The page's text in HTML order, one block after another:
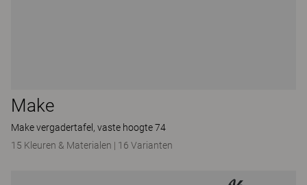
Make
Make vergadertafel, vaste hoogte 74
15 Kleuren & Materialen | 16 Varianten